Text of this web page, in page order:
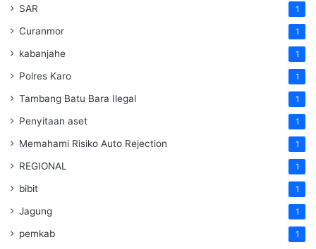
SAR 1
Curanmor 1
kabanjahe 1
Polres Karo 1
Tambang Batu Bara Ilegal 1
Penyitaan aset 1
Memahami Risiko Auto Rejection 1
REGIONAL 1
bibit 1
Jagung 1
pemkab 1